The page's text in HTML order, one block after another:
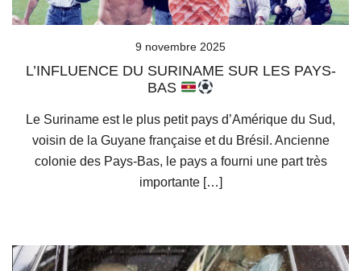
9 novembre 2025
L’INFLUENCE DU SURINAME SUR LES PAYS-
BAS
Le Suriname est le plus petit pays d’Amérique du Sud,
voisin de la Guyane française et du Brésil. Ancienne
colonie des Pays-Bas, le pays a fourni une part très
importante […]